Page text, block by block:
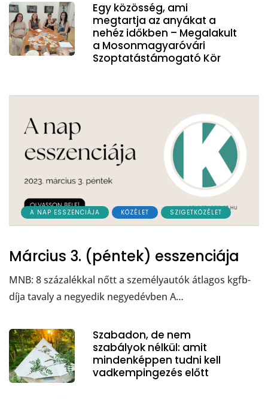
Egy közösség, ami
megtartja az anyákat a
nehéz időkben – Megalakult
a Mosonmagyaróvári
Szoptatástámogató Kör
A NAP ESSZENCIÁJA KÖZÉLET SZIGETKÖZÉLET
Március 3. (péntek) esszenciája
MNB: 8 százalékkal nőtt a személyautók átlagos kgfb-
díja tavaly a negyedik negyedévben A…
Szabadon, de nem
szabályok nélkül: amit
mindenképpen tudni kell
vadkempingezés előtt